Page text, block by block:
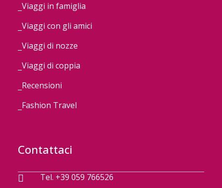
Viaggi in famiglia
Viaggi con gli amici
Viaggi di nozze
Viaggi di coppia
Recensioni
Fashion Travel
Contattaci
Tel. +39 059 766526